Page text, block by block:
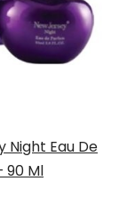
Night Eau De
90 Ml